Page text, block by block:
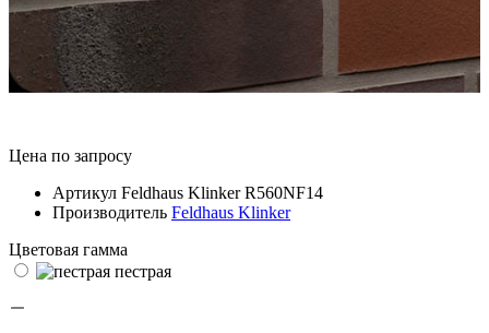
Цена по запросу
Артикул Feldhaus Klinker R560NF14
Производитель Feldhaus Klinker
Цветовая гамма
пестрая